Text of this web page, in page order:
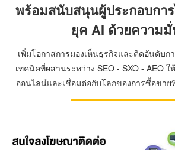
พร้อมสนับสนุนผู้ประกอบกา
ยุค AI ด้วยความ
เพิ่มโอกาสการมองเห็นธุรกิจและติดอันดับก
เทคนิคที่ผสานระหว่าง SEO - SXO - AEO
ออนไลน์และเชื่อมต่อกับโลกของการซื้อขาย